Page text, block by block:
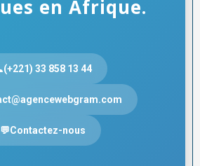
en Afrique.
33 858 13 44
💬Contactez-nous